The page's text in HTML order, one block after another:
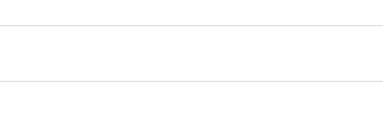
spęczonej części elementu - nypla,
otrzymuje szczelną i sztywną konstrukcję.
z kotła do komina (spęczeniem ku górze).
przyłącze), to należy użyć złączek męskich,
antykondensacyjnym.